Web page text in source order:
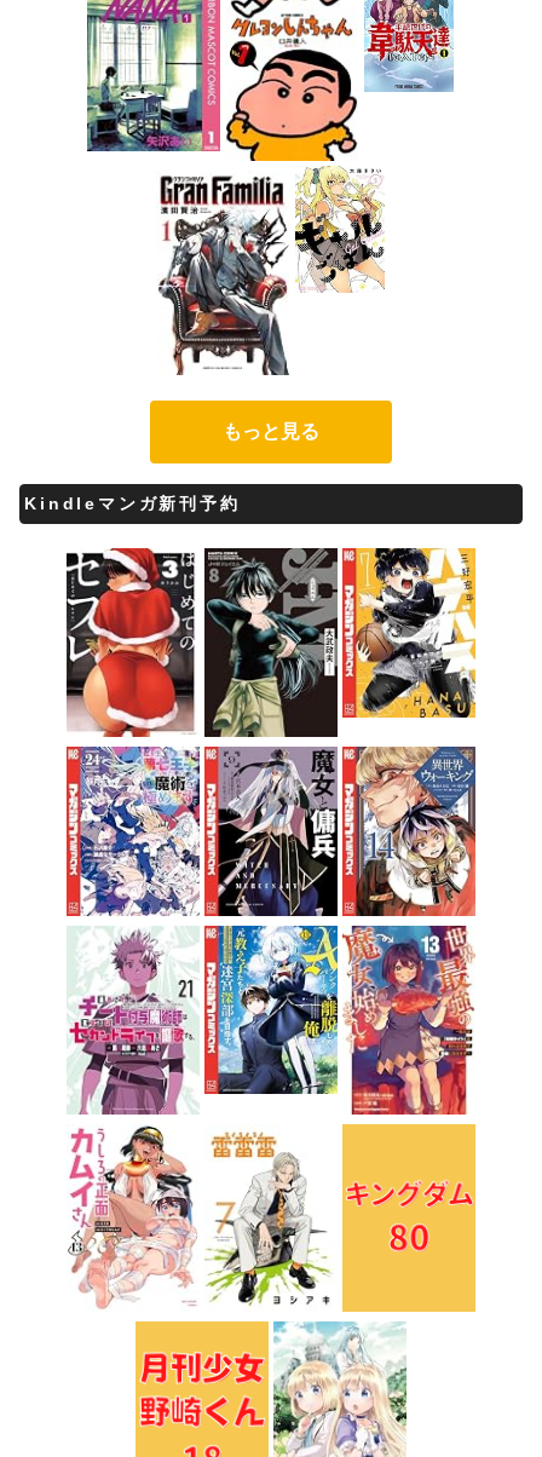
もっと見る
Kindleマンガ新刊予約